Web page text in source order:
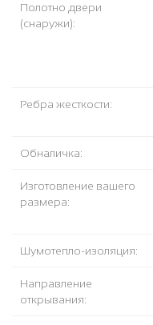
Полотно двери
(снаружи):
Ребра жесткости:
Обналичка:
Изготовление вашего
размера:
Шумотепло-изоляция:
Направление
открывания: